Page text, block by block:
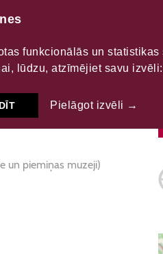
un piemiņas muzeji)
funkcionālās un statistikas
lūdzu, atzīmējiet savu izvēli:
Pielāgot izvēli →